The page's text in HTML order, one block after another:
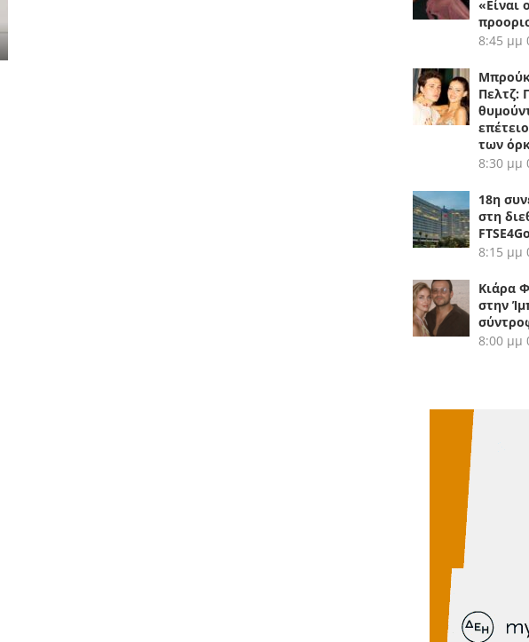
«Είναι
8:45 μμ
Πελτζ:
των
8:30 μμ
18η
στη
8:15 μμ
Κιάρα
στην
8:00 μμ